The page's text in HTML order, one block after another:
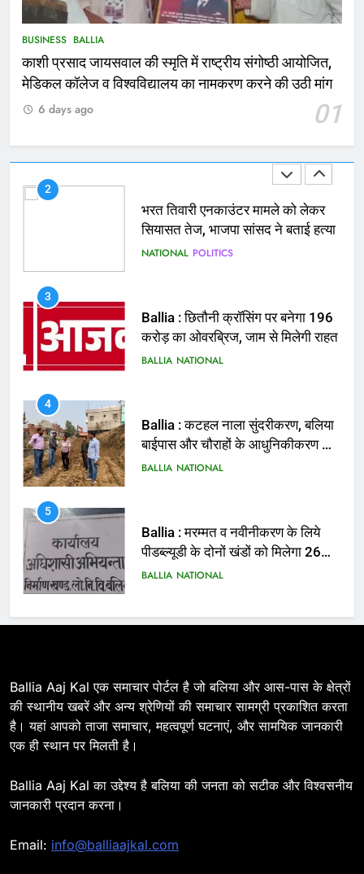
BUSINESS BALLIA
काशी प्रसाद जायसवाल की स्मृति में राष्ट्रीय संगोष्ठी आयोजित,
मेडिकल कॉलेज व विश्वविद्यालय का नामकरण करने की उठी मांग
01
6 days ago
NATIONAL बलिया
1
कोचिंग सेंटर में लगी भीषण आग, जान
2
भरत तिवारी एनकाउंटर मामले को लेकर
सियासत तेज, भाजपा सांसद ने बताई हत्या
NATIONAL POLITICS
3
करोड़ का ओवरब्रिज, जाम से मिलेगी राहत
BALLIA NATIONAL
बाईपास और चौराहों के आधुनिकीकरण की
तैयारी तेज
BALLIA NATIONAL
5
पीडब्ल्यूडी के दोनों खंडों को मिलेगा 26
करोड़
BALLIA NATIONAL
6
Ballia : 110 फीट ऊंचे तिरंगे के सम्मान
7
Ballia : सीएम डैशबोर्ड समीक्षा में फिसले
8
हाई अलर्ट, एसपी ओमवीर सिंह ने पुलिस बल
Ballia Aaj Kal एक समाचार पोर्टल है जो बलिया और आस-पास के क्षेत्रों
की स्थानीय खबरें और अन्य श्रेणियों की समाचार सामग्री प्रकाशित करता
है। यहां आपको ताजा समाचार, महत्वपूर्ण घटनाएं, और सामयिक जानकारी
एक ही स्थान पर मिलती है।
Ballia Aaj Kal का उद्देश्य है बलिया की जनता को सटीक और विश्वसनीय
जानकारी प्रदान करना।
Email: info@balliaajkal.com